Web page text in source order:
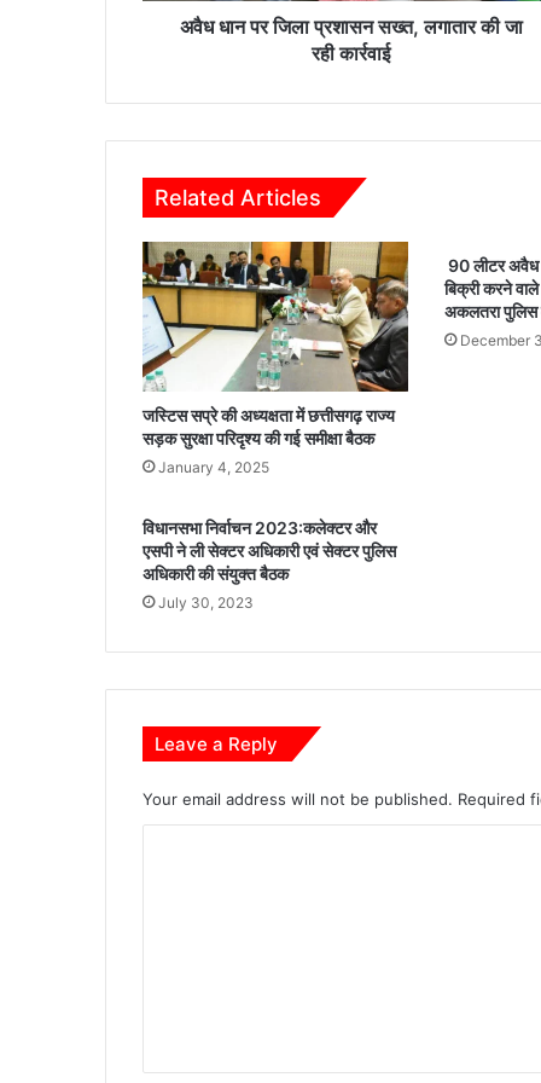
न
,
ता
र
की
जा
र
ही
का
र्र
वा
अवैध धान पर जिला प्रशासन सख्त, लगातार की जा
रही कार्रवाई
Related Articles
जस्टिस सप्रे की अध्यक्षता में छत्तीसगढ़ राज्य
सड़क सुरक्षा परिदृश्य की गई समीक्षा बैठक
January 4, 2025
90 लीटर अवैध
बिक्री करने वाले
अकलतरा पुलिस
December
विधानसभा निर्वाचन 2023:कलेक्टर और
एसपी ने ली सेक्टर अधिकारी एवं सेक्टर पुलिस
अधिकारी की संयुक्त बैठक
July 30, 2023
Leave a Reply
Your email address will not be published. Required